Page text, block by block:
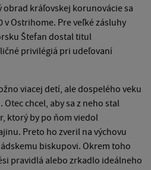
obrad kráľovskej korunovácie sa
v Ostrihome. Pre veľké zásluhy
Štefan dostal titul
privilégiá pri udeľovaní
viacej detí, ale dospelého veku
chcel, aby sa z neho stal
ktorý by po ňom viedol
Preto ho zveril na výchovu
biskupovi. Okrem toho
pravidlá alebo zrkadlo ideálneho